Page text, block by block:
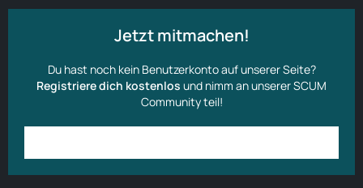
Jetzt mitmachen!
Du hast noch kein Benutzerkonto auf unserer Seite?
Registriere dich kostenlos und nimm an unserer SCUM
Community teil!